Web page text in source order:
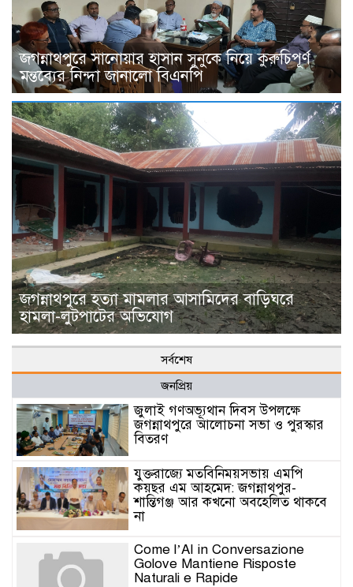
জগন্নাথপুরে সানোয়ার হাসান সুনুকে নিয়ে কুরুচিপূর্ণ
মন্তব্যের নিন্দা জানালো বিএনপি
জগন্নাথপুরে হত্যা মামলার আসামিদের বাড়িঘরে
হামলা-লুটপাটের অভিযোগ
সর্বশেষ
জনপ্রিয়
জুলাই গণঅভ্যূথান দিবস উপলক্ষে
জগন্নাথপুরে আলোচনা সভা ও পুরস্কার
বিতরণ
যুক্তরাজ্যে মতবিনিময়সভায় এমপি
কয়ছর এম আহমেদ: জগন্নাথপুর-
শান্তিগঞ্জ আর কখনো অবহেলিত থাকবে
না
Come l’AI in Conversazione
Golove Mantiene Risposte
Naturali e Rapide